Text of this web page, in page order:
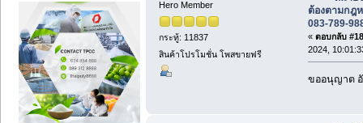
Hero Member
กระทู้: 11837
สินค้าโปรโมชั่น โพสขายฟรี
ต้องตามกฎ
083-789-
« ตอบกลับ
2024,
ขออนุญาต